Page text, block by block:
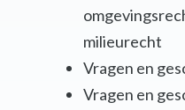
milieurecht
Vragen en
Vragen en